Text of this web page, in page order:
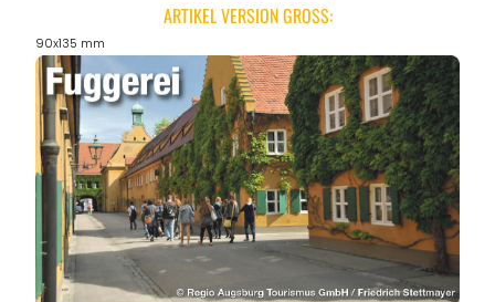
ARTIKEL VERSION GROSS:
90x135 mm